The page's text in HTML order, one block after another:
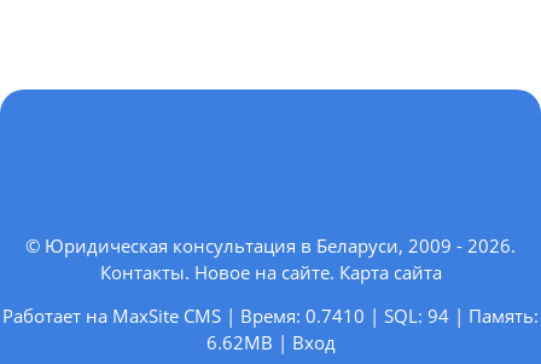
© Юридическая консультация в Беларуси, 2009 - 2026.
Контакты. Новое на сайте. Карта сайта
Работает на MaxSite CMS | Время: 0.7410 | SQL: 94 | Память:
6.62MB | Вход